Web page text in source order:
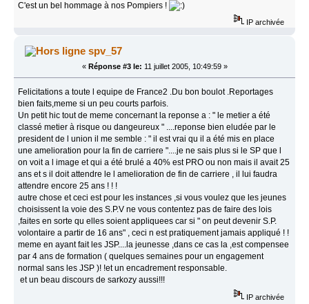
C'est un bel hommage à nos Pompiers !
IP archivée
spv_57
« Réponse #3 le: 11 juillet 2005, 10:49:59 »
Felicitations a toute l equipe de France2 .Du bon boulot .Reportages
bien faits,meme si un peu courts parfois.
Un petit hic tout de meme concernant la reponse a : " le metier a été
classé metier à risque ou dangeureux " ....reponse bien eludée par le
president de l union il me semble : " il est vrai qu il a été mis en place
une amelioration pour la fin de carriere "....je ne sais plus si le SP que l
on voit a l image et qui a été brulé a 40% est PRO ou non mais il avait 25
ans et s il doit attendre le l amelioration de fin de carriere , il lui faudra
attendre encore 25 ans ! ! !
autre chose et ceci est pour les instances ,si vous voulez que les jeunes
choisissent la voie des S.P.V ne vous contentez pas de faire des lois
,faites en sorte qu elles soient appliquees car si " on peut devenir S.P.
volontaire a partir de 16 ans" , ceci n est pratiquement jamais appliqué ! !
meme en ayant fait les JSP....la jeunesse ,dans ce cas la ,est compensee
par 4 ans de formation ( quelques semaines pour un engagement
normal sans les JSP )! !et un encadrement responsable.
et un beau discours de sarkozy aussi!!!
IP archivée